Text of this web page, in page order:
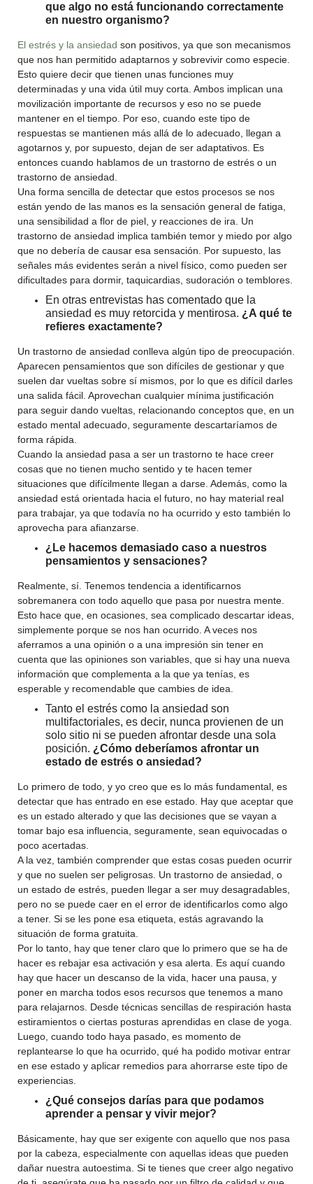
que algo no está funcionando correctamente
en nuestro organismo?
El estrés y la ansiedad son positivos, ya que son mecanismos
que nos han permitido adaptarnos y sobrevivir como especie.
Esto quiere decir que tienen unas funciones muy
determinadas y una vida útil muy corta. Ambos implican una
movilización importante de recursos y eso no se puede
mantener en el tiempo. Por eso, cuando este tipo de
respuestas se mantienen más allá de lo adecuado, llegan a
agotarnos y, por supuesto, dejan de ser adaptativos. Es
entonces cuando hablamos de un trastorno de estrés o un
trastorno de ansiedad.
Una forma sencilla de detectar que estos procesos se nos
están yendo de las manos es la sensación general de fatiga,
una sensibilidad a flor de piel, y reacciones de ira. Un
trastorno de ansiedad implica también temor y miedo por algo
que no debería de causar esa sensación. Por supuesto, las
señales más evidentes serán a nivel físico, como pueden ser
dificultades para dormir, taquicardias, sudoración o temblores.
En otras entrevistas has comentado que la
ansiedad es muy retorcida y mentirosa. ¿A qué te
refieres exactamente?
Un trastorno de ansiedad conlleva algún tipo de preocupación.
Aparecen pensamientos que son difíciles de gestionar y que
suelen dar vueltas sobre sí mismos, por lo que es difícil darles
una salida fácil. Aprovechan cualquier mínima justificación
para seguir dando vueltas, relacionando conceptos que, en un
estado mental adecuado, seguramente descartaríamos de
forma rápida.
Cuando la ansiedad pasa a ser un trastorno te hace creer
cosas que no tienen mucho sentido y te hacen temer
situaciones que difícilmente llegan a darse. Además, como la
ansiedad está orientada hacia el futuro, no hay material real
para trabajar, ya que todavía no ha ocurrido y esto también lo
aprovecha para afianzarse.
¿Le hacemos demasiado caso a nuestros
pensamientos y sensaciones?
Realmente, sí. Tenemos tendencia a identificarnos
sobremanera con todo aquello que pasa por nuestra mente.
Esto hace que, en ocasiones, sea complicado descartar ideas,
simplemente porque se nos han ocurrido. A veces nos
aferramos a una opinión o a una impresión sin tener en
cuenta que las opiniones son variables, que si hay una nueva
información que complementa a la que ya tenías, es
esperable y recomendable que cambies de idea.
Tanto el estrés como la ansiedad son
multifactoriales, es decir, nunca provienen de un
solo sitio ni se pueden afrontar desde una sola
posición. ¿Cómo deberíamos afrontar un
estado de estrés o ansiedad?
Lo primero de todo, y yo creo que es lo más fundamental, es
detectar que has entrado en ese estado. Hay que aceptar que
es un estado alterado y que las decisiones que se vayan a
tomar bajo esa influencia, seguramente, sean equivocadas o
poco acertadas.
A la vez, también comprender que estas cosas pueden ocurrir
y que no suelen ser peligrosas. Un trastorno de ansiedad, o
un estado de estrés, pueden llegar a ser muy desagradables,
pero no se puede caer en el error de identificarlos como algo
a tener. Si se les pone esa etiqueta, estás agravando la
situación de forma gratuita.
Por lo tanto, hay que tener claro que lo primero que se ha de
hacer es rebajar esa activación y esa alerta. Es aquí cuando
hay que hacer un descanso de la vida, hacer una pausa, y
poner en marcha todos esos recursos que tenemos a mano
para relajarnos. Desde técnicas sencillas de respiración hasta
estiramientos o ciertas posturas aprendidas en clase de yoga.
Luego, cuando todo haya pasado, es momento de
replantearse lo que ha ocurrido, qué ha podido motivar entrar
en ese estado y aplicar remedios para ahorrarse este tipo de
experiencias.
¿Qué consejos darías para que podamos
aprender a pensar y vivir mejor?
Básicamente, hay que ser exigente con aquello que nos pasa
por la cabeza, especialmente con aquellas ideas que pueden
dañar nuestra autoestima. Si te tienes que creer algo negativo